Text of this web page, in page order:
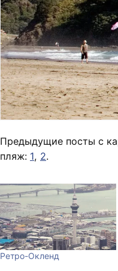
Предыдущие посты с
пляж: 1, 2.
Ретро-Окленд